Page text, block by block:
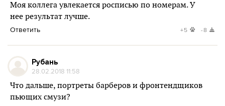
Моя коллега увлекается росписью по номерам. У
нее результат лучше.
Ответить +5 -8
Рубань
28.02.2018 11:58
Что дальше, портреты барберов и фронтендщиков
пьющих смузи?